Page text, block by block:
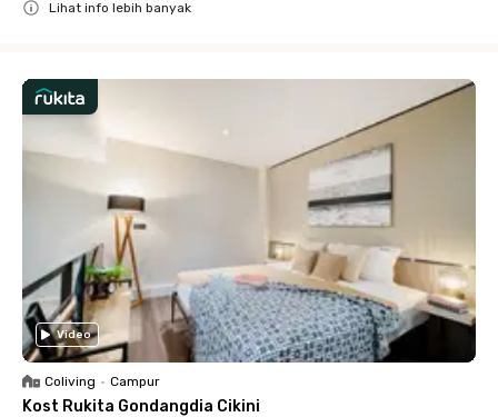
Lihat info lebih banyak
Video
Coliving • Campur
Kost Rukita Gondangdia Cikini